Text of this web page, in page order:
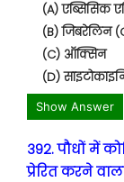
(A) एब्सिसिक
(B) जिबरेलिन
(C) ऑक्सिन
(D)
Show Answer
392. पौधों में
प्रेरित करने